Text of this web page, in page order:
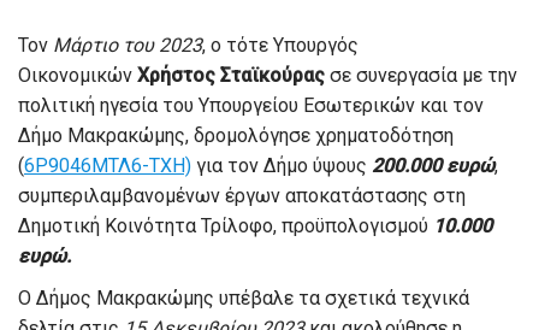
Τον Μάρτιο του 2023, ο τότε Υπουργός
Οικονομικών Χρήστος Σταϊκούρας σε συνεργασία με την
πολιτική ηγεσία του Υπουργείου Εσωτερικών και τον
Δήμο Μακρακώμης, δρομολόγησε χρηματοδότηση
(6Ρ9046ΜΤΛ6-ΤΧΗ) για τον Δήμο ύψους 200.000 ευρώ,
συμπεριλαμβανομένων έργων αποκατάστασης στη
Δημοτική Κοινότητα Τρίλοφο, προϋπολογισμού 10.000
ευρώ.
Ο Δήμος Μακρακώμης υπέβαλε τα σχετικά τεχνικά